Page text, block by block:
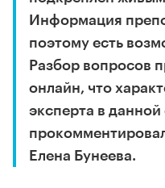
Информация
поэтому есть
Разбор вопросов
онлайн, что
эксперта в
Елена Бунеева.